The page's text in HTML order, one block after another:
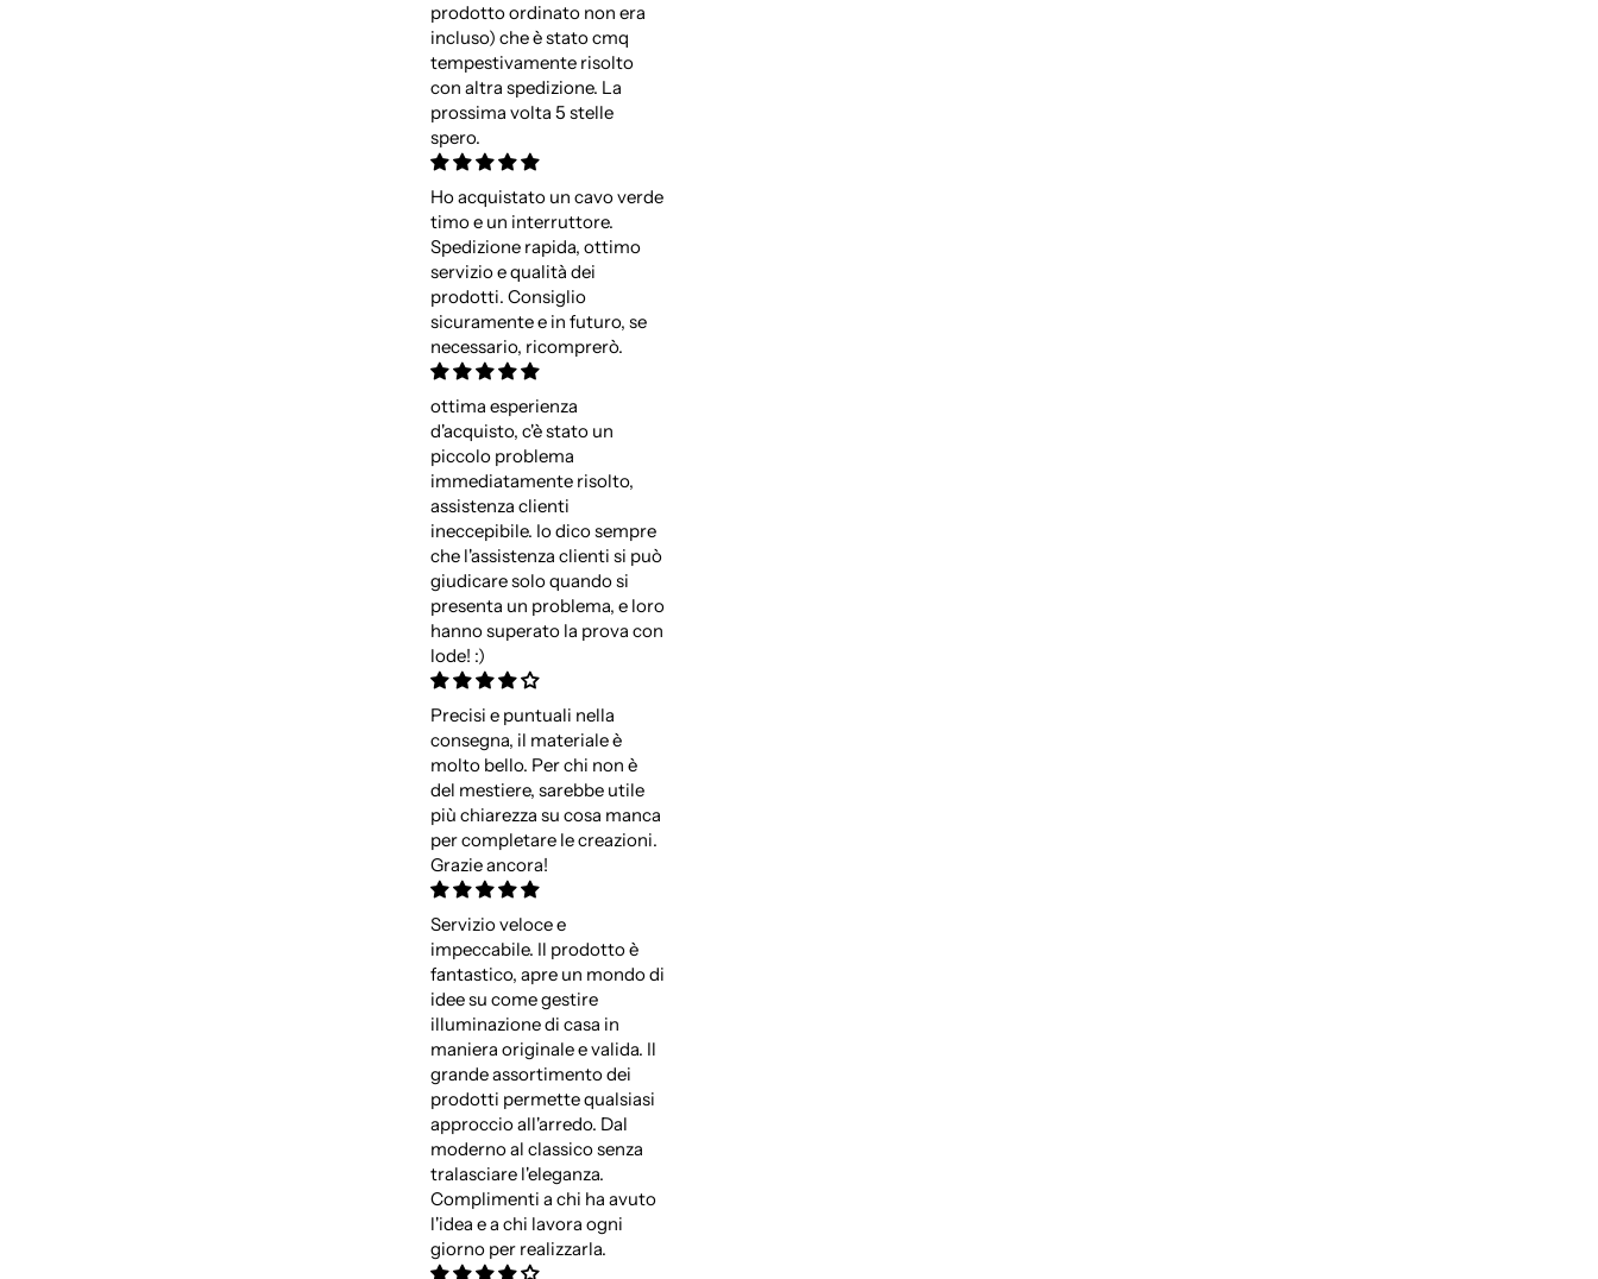
prodotto ordinato non era
incluso) che è stato cmq
tempestivamente risolto
con altra spedizione. La
prossima volta 5 stelle
spero.
Ho acquistato un cavo verde
timo e un interruttore.
Spedizione rapida, ottimo
servizio e qualità dei
prodotti. Consiglio
sicuramente e in futuro, se
necessario, ricomprerò.
ottima esperienza
d'acquisto, c'è stato un
piccolo problema
immediatamente risolto,
assistenza clienti
ineccepibile. Io dico sempre
che l'assistenza clienti si può
giudicare solo quando si
presenta un problema, e loro
hanno superato la prova con
lode! :)
Precisi e puntuali nella
consegna, il materiale è
molto bello. Per chi non è
del mestiere, sarebbe utile
più chiarezza su cosa manca
per completare le creazioni.
Grazie ancora!
Servizio veloce e
impeccabile. Il prodotto è
fantastico, apre un mondo di
idee su come gestire
illuminazione di casa in
maniera originale e valida. Il
grande assortimento dei
prodotti permette qualsiasi
approccio all'arredo. Dal
moderno al classico senza
tralasciare l'eleganza.
Complimenti a chi ha avuto
l'idea e a chi lavora ogni
giorno per realizzarla.